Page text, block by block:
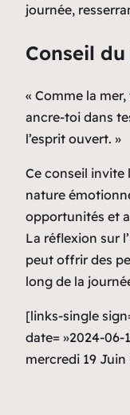
journée,
Conseil
« Comme la
ancre-toi dans
l’esprit ouvert. »
Ce conseil invite
nature
opportunités et
La réflexion sur
peut offrir des
long de la
[links-single
date= »2024-06-
mercredi 19 Juin